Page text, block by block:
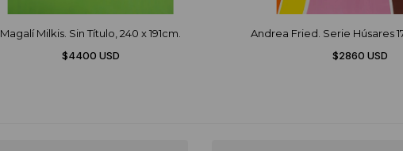
Magalí Milkis. Sin Título, 240 x 191cm.
$4400 USD
Andrea Fried. Serie Húsares
$2860 USD